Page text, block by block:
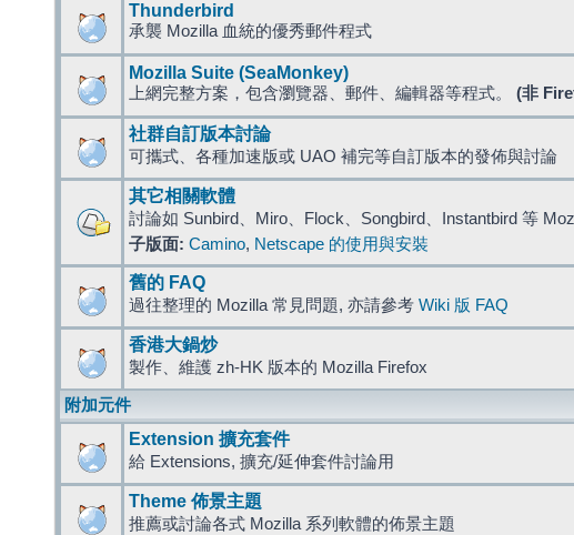
Thunderbird
承襲 Mozilla 血統的優秀郵件程式
Mozilla Suite (SeaMonkey)
上網完整方案，包含瀏覽器、郵件、編輯器等程式。 (非
社群自訂版本討論
可攜式、各種加速版或 UAO 補完等自訂版本的發佈與討論
其它相關軟體
討論如 Sunbird、Miro、Flock、Songbird、Instantbird 等
子版面: Camino, Netscape 的使用與安裝
舊的 FAQ
過往整理的 Mozilla 常見問題, 亦請參考 Wiki 版 FAQ
香港大鍋炒
製作、維護 zh-HK 版本的 Mozilla Firefox
附加元件
Extension 擴充套件
給 Extensions, 擴充/延伸套件討論用
Theme 佈景主題
推薦或討論各式 Mozilla 系列軟體的佈景主題